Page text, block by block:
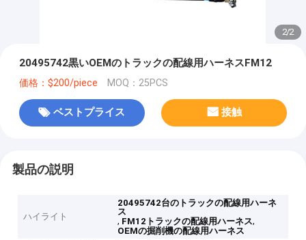
2/2
20495742黒いOEMのトラックの配線用ハーネスFM12
価格：$200/piece MOQ：25PCS
ベストプライス 接触
製品の説明
ハイライト
20495742台のトラックの配線用ハーネ
ス
, FM12トラックの配線用ハーネス,
OEMの掘削機の配線用ハーネス